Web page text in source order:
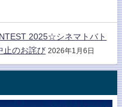
2025☆シネマトバト
止のお詫び 2026年1月6日